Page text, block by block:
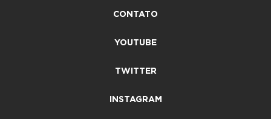
CONTATO
YOUTUBE
TWITTER
INSTAGRAM